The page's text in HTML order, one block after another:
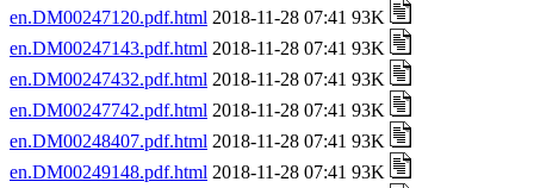
en.DM00247120.pdf.html 2018-11-28 07:41 93K
en.DM00247143.pdf.html 2018-11-28 07:41 93K
en.DM00247432.pdf.html 2018-11-28 07:41 93K
en.DM00247742.pdf.html 2018-11-28 07:41 93K
en.DM00248407.pdf.html 2018-11-28 07:41 93K
en.DM00249148.pdf.html 2018-11-28 07:41 93K